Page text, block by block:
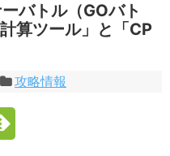
バトル（GOバト
算ツール」と「CP
攻略情報